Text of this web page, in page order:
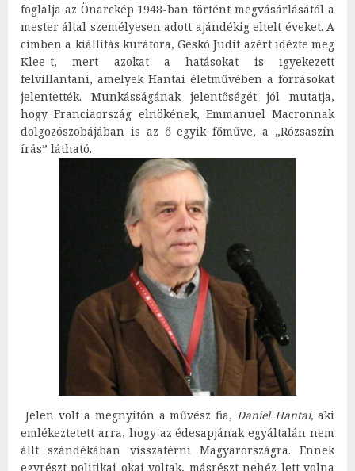
foglalja az Önarckép 1948-ban történt megvásárlásától a
mester által személyesen adott ajándékig eltelt éveket. A
címben a kiállítás kurátora, Geskó Judit azért idézte meg
Klee-t, mert azokat a hatásokat is igyekezett
felvillantani, amelyek Hantai életművében a forrásokat
jelentették. Munkásságának jelentőségét jól mutatja,
hogy Franciaország elnökének, Emmanuel Macronnak
dolgozószobájában is az ő egyik főműve, a „Rózsaszín
írás” látható.
Jelen volt a megnyitón a művész fia,Daniel Hantai,aki
emlékeztetett arra, hogy az édesapjának egyáltalán nem
állt szándékában visszatérni Magyarországra. Ennek
egyrészt politikai okai voltak, másrészt nehéz lett volna